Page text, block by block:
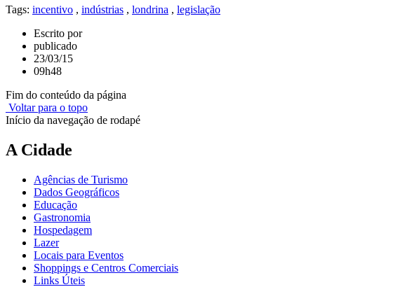
Tags: incentivo , indústrias , londrina , legislação
Escrito por
publicado
23/03/15
09h48
Fim do conteúdo da página
Voltar para o topo
Início da navegação de rodapé
A Cidade
Agências de Turismo
Dados Geográficos
Educação
Gastronomia
Hospedagem
Lazer
Locais para Eventos
Shoppings e Centros Comerciais
Links Úteis